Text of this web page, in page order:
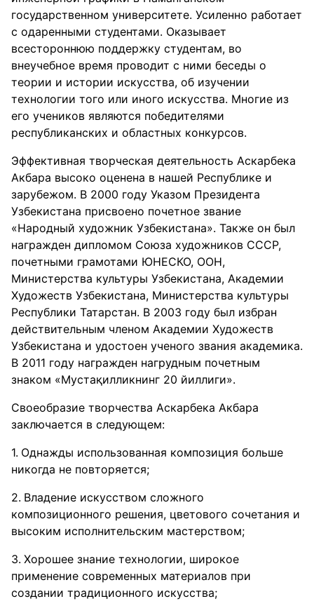
государственном университете. Усиленно работает
с одаренными студентами. Оказывает
всестороннюю поддержку студентам, во
внеучебное время проводит с ними беседы о
теории и истории искусства, об изучении
технологии того или иного искусства. Многие из
его учеников являются победителями
республиканских и областных конкурсов.
Эффективная творческая деятельность Аскарбека
Акбара высоко оценена в нашей Республике и
зарубежом. В 2000 году Указом Президента
Узбекистана присвоено почетное звание
«Народный художник Узбекистана». Также он был
награжден дипломом Союза художников СССР,
почетными грамотами ЮНЕСКО, ООН,
Министерства культуры Узбекистана, Академии
Художеств Узбекистана, Министерства культуры
Республики Татарстан. В 2003 году был избран
действительным членом Академии Художеств
Узбекистана и удостоен ученого звания академика.
В 2011 году награжден нагрудным почетным
знаком «Мустақилликнинг 20 йиллиги».
Своеобразие творчества Аскарбека Акбара
заключается в следующем:
Однажды использованная композиция больше
никогда не повторяется;
Владение искусством сложного
композиционного решения, цветового сочетания и
высоким исполнительским мастерством;
Хорошее знание технологии, широкое
применение современных материалов при
создании традиционного искусства;